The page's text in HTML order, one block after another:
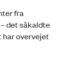
fra
det såkaldte
overvejet